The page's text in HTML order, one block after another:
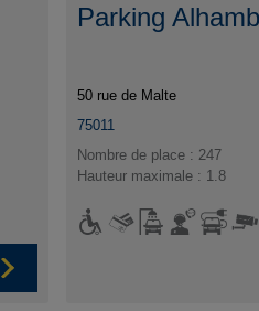
Parking
50 rue de Malte
75011
Nombre de place : 247
Hauteur maximale : 1.8